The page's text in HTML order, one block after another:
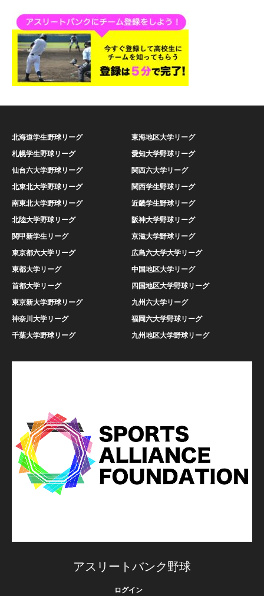
北海道学生野球リーグ
札幌学生野球リーグ
仙台六大学野球リーグ
北東北大学野球リーグ
南東北大学野球リーグ
北陸大学野球リーグ
関甲新学生リーグ
東京都六大学リーグ
東都大学リーグ
首都大学リーグ
東京新大学野球リーグ
神奈川大学リーグ
千葉大学野球リーグ
東海地区大学リーグ
愛知大学野球リーグ
関西六大学リーグ
関西学生野球リーグ
近畿学生野球リーグ
阪神大学野球リーグ
京滋大学野球リーグ
広島六大学大学リーグ
中国地区大学リーグ
四国地区大学野球リーグ
九州六大学リーグ
福岡六大学野球リーグ
九州地区大学野球リーグ
アスリートバンク野球
ログイン